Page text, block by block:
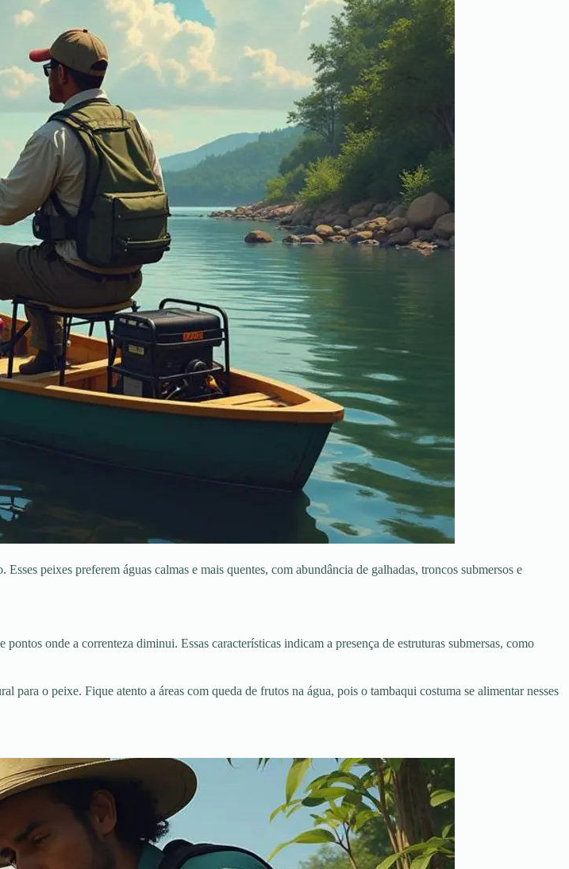
peixes preferem águas calmas e mais quentes, com abundância de galhadas, troncos submersos e
onde a correnteza diminui. Essas características indicam a presença de estruturas submersas, como
o peixe. Fique atento a áreas com queda de frutos na água, pois o tambaqui costuma se alimentar nesses